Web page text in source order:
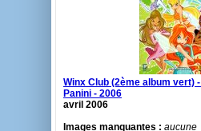
Winx Club (2ème album vert)
Panini - 2006
avril 2006
Images manquantes : aucune